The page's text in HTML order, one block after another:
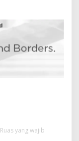
Ruas yang wajib